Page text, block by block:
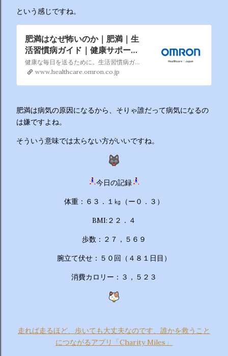
という感じですね。
肥満はなぜ怖いのか｜肥満｜生
活習慣病ガイド｜健康サポート
情報｜オムロン ヘルスケア
健康な毎日を送るために。生活習慣病ガイドなど、さまざまな情報をご提供します。
www.healthcare.omron.co.jp
肥満は病気の原因になるから、そりゃ誰だって病気になるの
は嫌ですよね。
そういう意味では太らない方がいいですね。
今日の記録
体重：６３．１㎏（ー０．３）
BMI:２２．４
歩数：２７，５６９
腕立て伏せ：５０回（４８１日目）
消費カロリー：３，５２３
走れば走るほど、歩いても大丈夫なのです、誰かを救うこと
につながるアプリ「Charity Miles」